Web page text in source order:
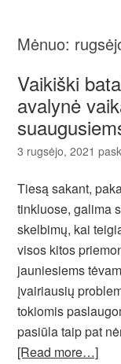
Mėnuo:
Vaikiški
avalynė
3 rugsėjo, 2021
Tiesą sakant,
tinkluose, galima
skelbimų, kai
visos kitos
jauniesiems
įvairiausių
tokiomis
pasiūla taip pat
[Read more…]